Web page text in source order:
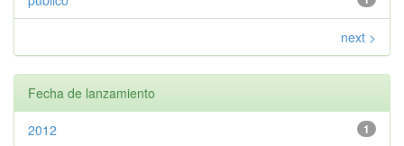
next >
Fecha de lanzamiento
1
2012